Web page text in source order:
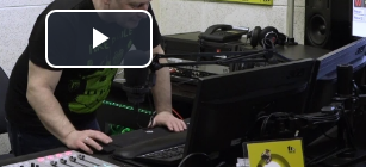
Play
Video